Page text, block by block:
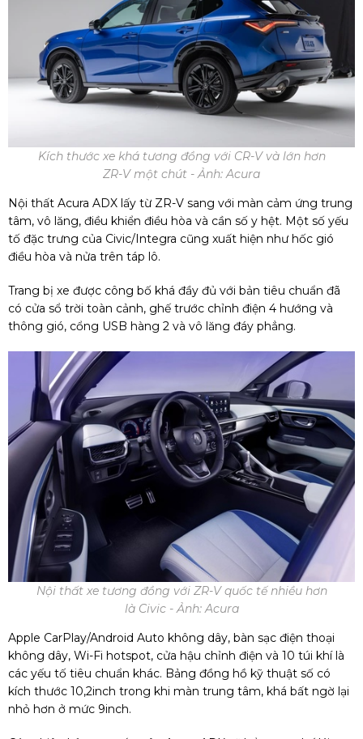
Kích thước xe khá tương đồng với CR-V và lớn hơn
ZR-V một chút - Ảnh: Acura
Nội thất Acura ADX lấy từ ZR-V sang với màn cảm ứng trung
tâm, vô lăng, điều khiển điều hòa và cần số y hệt. Một số yếu
tố đặc trưng của Civic/Integra cũng xuất hiện như hốc gió
điều hòa và nửa trên táp lô.
Trang bị xe được công bố khá đầy đủ với bản tiêu chuẩn đã
có cửa sổ trời toàn cảnh, ghế trước chỉnh điện 4 hướng và
thông gió, cổng USB hàng 2 và vô lăng đáy phẳng.
Nội thất xe tương đồng với ZR-V quốc tế nhiều hơn
là Civic - Ảnh: Acura
Apple CarPlay/Android Auto không dây, bàn sạc điện thoại
không dây, Wi-Fi hotspot, cửa hậu chỉnh điện và 10 túi khí là
các yếu tố tiêu chuẩn khác. Bảng đồng hồ kỹ thuật số có
kích thước 10,2inch trong khi màn trung tâm, khá bất ngờ lại
nhỏ hơn ở mức 9inch.